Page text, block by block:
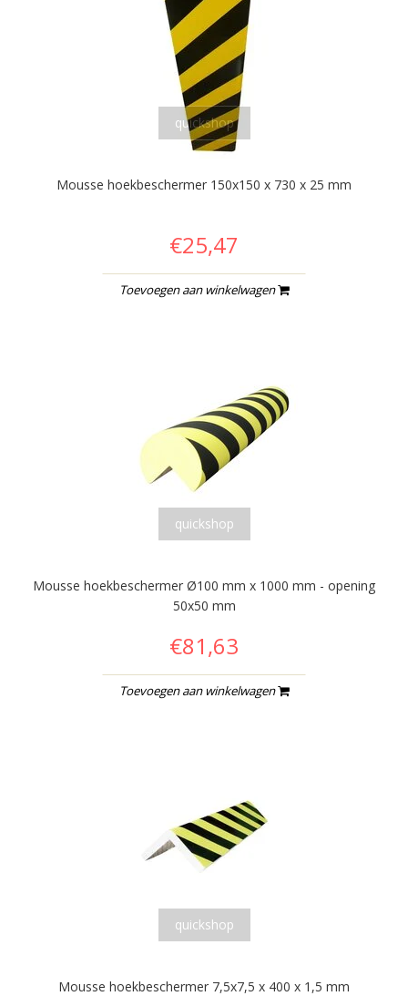
quickshop
Mousse hoekbeschermer 150x150 x 730 x 25 mm
€25,47
Toevoegen aan winkelwagen
quickshop
Mousse hoekbeschermer Ø100 mm x 1000 mm - opening
50x50 mm
€81,63
Toevoegen aan winkelwagen
quickshop
Mousse hoekbeschermer 7,5x7,5 x 400 x 1,5 mm